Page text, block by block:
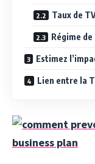
Taux de
Régime de
Estimez
Lien entre la